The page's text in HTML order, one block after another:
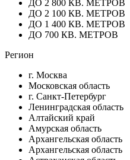
ДО 2 800 КВ. МЕТРОВ
ДО 2 100 КВ. МЕТРОВ
ДО 1 400 КВ. МЕТРОВ
ДО 700 КВ. МЕТРОВ
Регион
г. Москва
Московская область
г. Санкт-Петербург
Ленинградская область
Алтайский край
Амурская область
Архангельская область
Архангельская область